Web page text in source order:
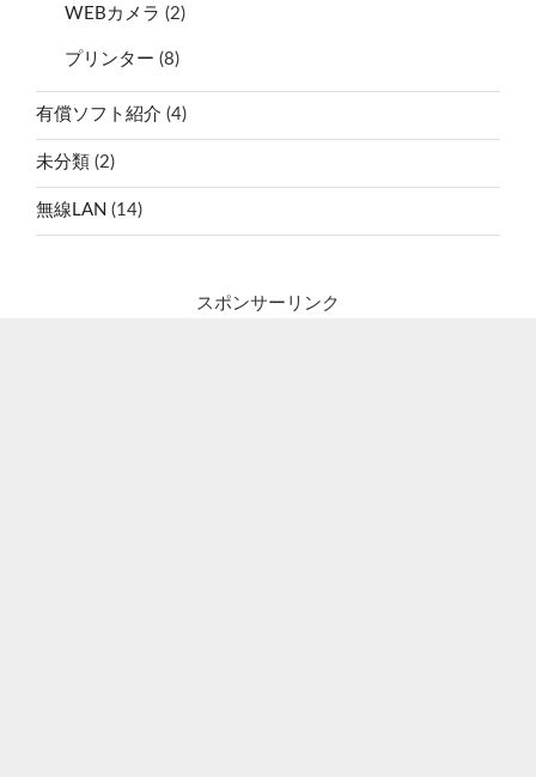
WEBカメラ (2)
プリンター (8)
有償ソフト紹介 (4)
未分類 (2)
無線LAN (14)
スポンサーリンク